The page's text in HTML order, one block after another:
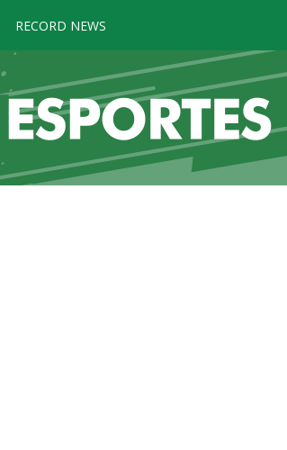
RECORD NEWS